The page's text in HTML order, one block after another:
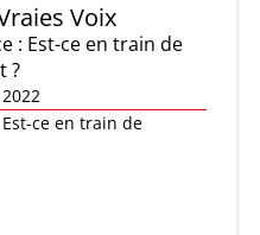
Voix
: Est-ce en train de
?
ce en train de